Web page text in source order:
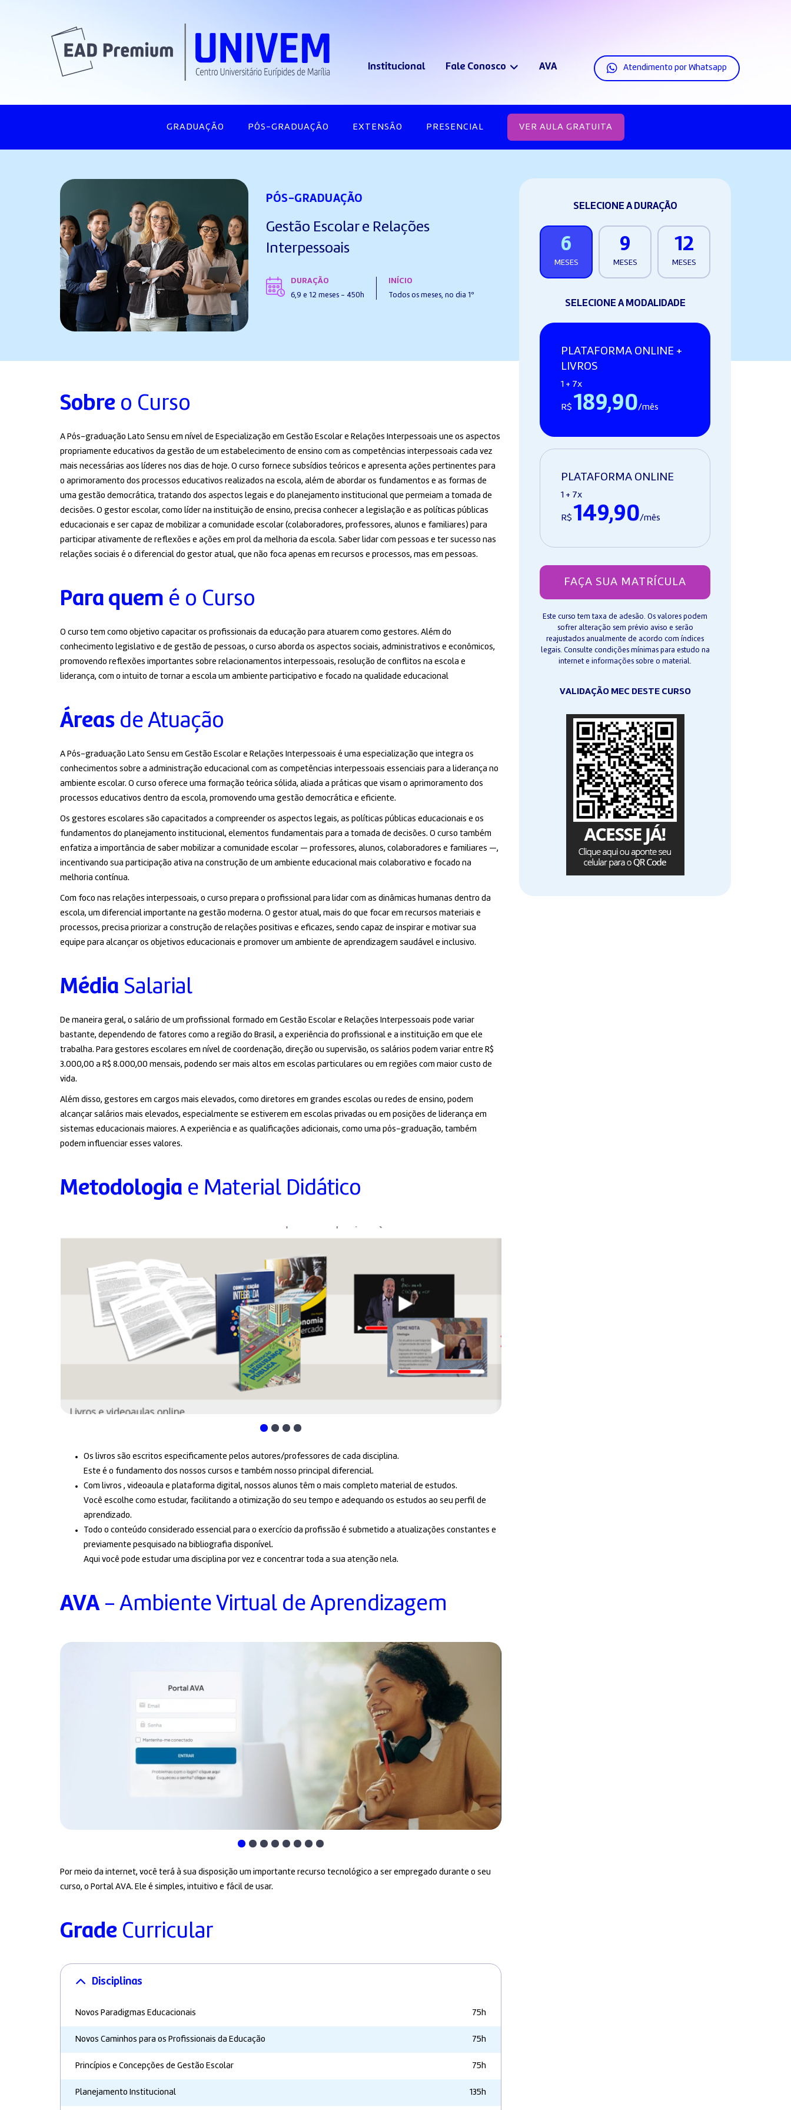
Institucional Fale Conosco AVA Atendimento por Whatsapp
GRADUAÇÃO PÓS-GRADUAÇÃO EXTENSÃO PRESENCIAL VER AULA GRATUITA
PÓS-GRADUAÇÃO
Gestão Escolar e Relações
Interpessoais
DURAÇÃO
6,9 e 12 meses - 450h
INÍCIO
Todos os meses, no dia 1º
Sobre o Curso
A Pós-graduação Lato Sensu em nível de Especialização em Gestão Escolar e Relações Interpessoais une os aspectos
propriamente educativos da gestão de um estabelecimento de ensino com as competências interpessoais cada vez
mais necessárias aos líderes nos dias de hoje. O curso fornece subsídios teóricos e apresenta ações pertinentes para
o aprimoramento dos processos educativos realizados na escola, além de abordar os fundamentos e as formas de
uma gestão democrática, tratando dos aspectos legais e do planejamento institucional que permeiam a tomada de
decisões. O gestor escolar, como líder na instituição de ensino, precisa conhecer a legislação e as políticas públicas
educacionais e ser capaz de mobilizar a comunidade escolar (colaboradores, professores, alunos e familiares) para
participar ativamente de reflexões e ações em prol da melhoria da escola. Saber lidar com pessoas e ter sucesso nas
relações sociais é o diferencial do gestor atual, que não foca apenas em recursos e processos, mas em pessoas.
Para quem é o Curso
O curso tem como objetivo capacitar os profissionais da educação para atuarem como gestores. Além do
conhecimento legislativo e de gestão de pessoas, o curso aborda os aspectos sociais, administrativos e econômicos,
promovendo reflexões importantes sobre relacionamentos interpessoais, resolução de conflitos na escola e
liderança, com o intuito de tornar a escola um ambiente participativo e focado na qualidade educacional
Áreas de Atuação
A Pós-graduação Lato Sensu em Gestão Escolar e Relações Interpessoais é uma especialização que integra os
conhecimentos sobre a administração educacional com as competências interpessoais essenciais para a liderança no
ambiente escolar. O curso oferece uma formação teórica sólida, aliada a práticas que visam o aprimoramento dos
processos educativos dentro da escola, promovendo uma gestão democrática e eficiente.
Os gestores escolares são capacitados a compreender os aspectos legais, as políticas públicas educacionais e os
fundamentos do planejamento institucional, elementos fundamentais para a tomada de decisões. O curso também
enfatiza a importância de saber mobilizar a comunidade escolar — professores, alunos, colaboradores e familiares —,
incentivando sua participação ativa na construção de um ambiente educacional mais colaborativo e focado na
melhoria contínua.
Com foco nas relações interpessoais, o curso prepara o profissional para lidar com as dinâmicas humanas dentro da
escola, um diferencial importante na gestão moderna. O gestor atual, mais do que focar em recursos materiais e
processos, precisa priorizar a construção de relações positivas e eficazes, sendo capaz de inspirar e motivar sua
equipe para alcançar os objetivos educacionais e promover um ambiente de aprendizagem saudável e inclusivo.
Média Salarial
De maneira geral, o salário de um profissional formado em Gestão Escolar e Relações Interpessoais pode variar
bastante, dependendo de fatores como a região do Brasil, a experiência do profissional e a instituição em que ele
trabalha. Para gestores escolares em nível de coordenação, direção ou supervisão, os salários podem variar entre R$
3.000,00 a R$ 8.000,00 mensais, podendo ser mais altos em escolas particulares ou em regiões com maior custo de
vida.
Além disso, gestores em cargos mais elevados, como diretores em grandes escolas ou redes de ensino, podem
alcançar salários mais elevados, especialmente se estiverem em escolas privadas ou em posições de liderança em
sistemas educacionais maiores. A experiência e as qualificações adicionais, como uma pós-graduação, também
podem influenciar esses valores.
Metodologia e Material Didático
Os livros são escritos especificamente pelos autores/professores de cada disciplina.
Este é o fundamento dos nossos cursos e também nosso principal diferencial.
Com livros , videoaula e plataforma digital, nossos alunos têm o mais completo material de estudos.
Você escolhe como estudar, facilitando a otimização do seu tempo e adequando os estudos ao seu perfil de
aprendizado.
Todo o conteúdo considerado essencial para o exercício da profissão é submetido a atualizações constantes e
previamente pesquisado na bibliografia disponível.
Aqui você pode estudar uma disciplina por vez e concentrar toda a sua atenção nela.
AVA- Ambiente Virtual de Aprendizagem
Por meio da internet, você terá à sua disposição um importante recurso tecnológico a ser empregado durante o seu
curso, o Portal AVA. Ele é simples, intuitivo e fácil de usar.
Grade Curricular
Disciplinas
Novos Paradigmas Educacionais 75h
Novos Caminhos para os Profissionais da Educação 75h
Princípios e Concepções de Gestão Escolar 75h
Planejamento Institucional 135h
SELECIONE A DURAÇÃO
6
MESES
9
MESES
12
MESES
SELECIONE A MODALIDADE
PLATAFORMA ONLINE +
LIVROS
1 + 7x
R$ 189,90/mês
PLATAFORMA ONLINE
1 + 7x
R$ 149,90/mês
FAÇA SUA MATRÍCULA
Este curso tem taxa de adesão. Os valores podem
sofrer alteração sem prévio aviso e serão
reajustados anualmente de acordo com índices
legais. Consulte condições mínimas para estudo na
internet e informações sobre o material.
VALIDAÇÃO MEC DESTE CURSO